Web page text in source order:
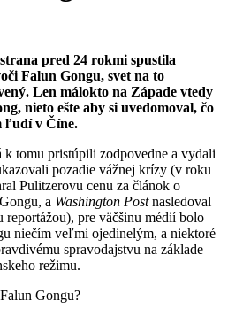
pred 24 rokmi spustila
Falun Gongu, svet na to
Len málokto na Západe vtedy
nieto ešte aby si uvedomoval, čo
ľudí v Číne.
k tomu pristúpili zodpovedne a vydali
pozadie vážnej krízy (v roku
Pulitzerovu cenu za článok o
a Washington Postnasledoval
reportážou), pre väčšinu médií bolo
niečím veľmi ojedinelým, a niektoré
spravodajstvu na základe
režimu.
Gongu?